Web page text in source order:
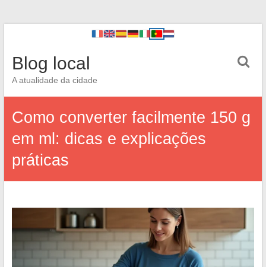
Blog local
A atualidade da cidade
Como converter facilmente 150 g
em ml: dicas e explicações
práticas